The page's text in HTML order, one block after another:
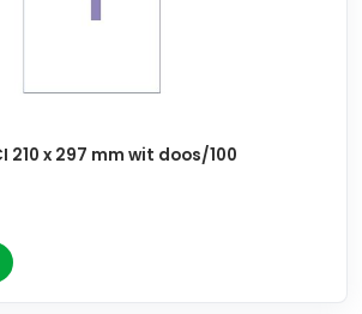
210 x 297 mm wit doos/100